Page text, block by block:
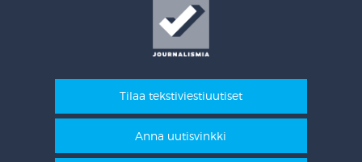
Tilaa tekstiviestiuutiset
Anna uutisvinkki